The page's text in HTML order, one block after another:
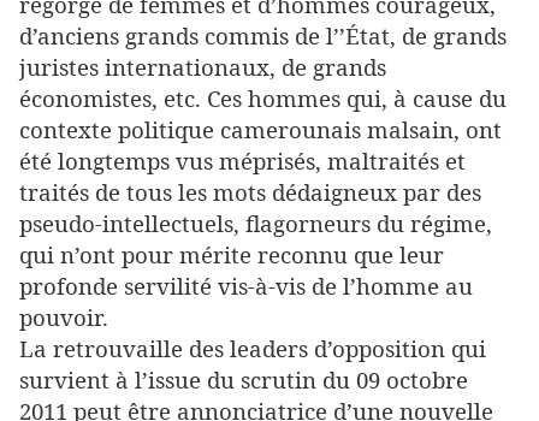
d’anciens grands commis de l’’État, de grands
juristes internationaux, de grands
économistes, etc. Ces hommes qui, à cause du
contexte politique camerounais malsain, ont
été longtemps vus méprisés, maltraités et
traités de tous les mots dédaigneux par des
pseudo-intellectuels, flagorneurs du régime,
qui n’ont pour mérite reconnu que leur
profonde servilité vis-à-vis de l’homme au
pouvoir.
La retrouvaille des leaders d’opposition qui
survient à l’issue du scrutin du 09 octobre
2011 peut être annonciatrice d’une nouvelle